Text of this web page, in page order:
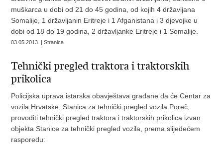
muškarca u dobi od 21 do 45 godina, od kojih 4 državljana
Somalije, 1 državljanin Eritreje i 1 Afganistana i 3 djevojke u
dobi od 18 do 19 godina, 2 državljanke Eritreje i 1 Somalije.
03.05.2013. | Stranica
Tehnički pregled traktora i traktorskih
prikolica
Policijska uprava istarska obavještava građane da će Centar za
vozila Hrvatske, Stanica za tehnički pregled vozila Poreč,
provoditi tehnički pregled traktora i traktorskih prikolica izvan
objekta Stanice za tehnički pregled vozila, prema slijedećem
rasporedu: